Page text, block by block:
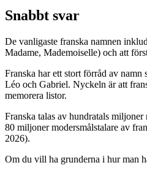
Snabbt svar
De vanligaste franska namnen
Madame, Mademoiselle) och att
Franska har ett stort förråd av
Léo och Gabriel. Nyckeln är att
memorera listor.
Franska talas av hundratals
80 miljoner modersmålstalare av
2026).
Om du vill ha grunderna i hur man